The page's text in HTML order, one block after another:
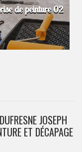
de peinture 02
JOSEPH
ET DÉCAPAGE